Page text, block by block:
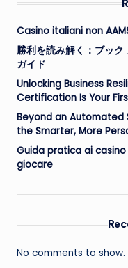
Casino italiani non
勝利を読み解く：ブッ
ガイド
Unlocking Business
Certification Is Your
Beyond an Automated
the Smarter, More
Guida pratica ai
giocare
No comments to show.